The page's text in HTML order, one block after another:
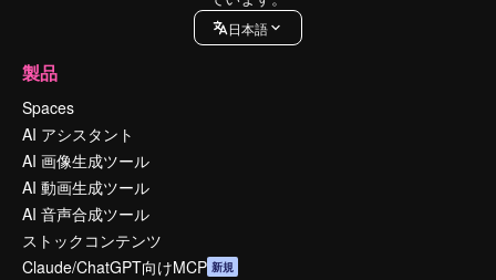
日本語
製品
Spaces
AI アシスタント
AI 画像生成ツール
AI 動画生成ツール
AI 音声合成ツール
ストックコンテンツ
Claude/ChatGPT向けMCP 新規